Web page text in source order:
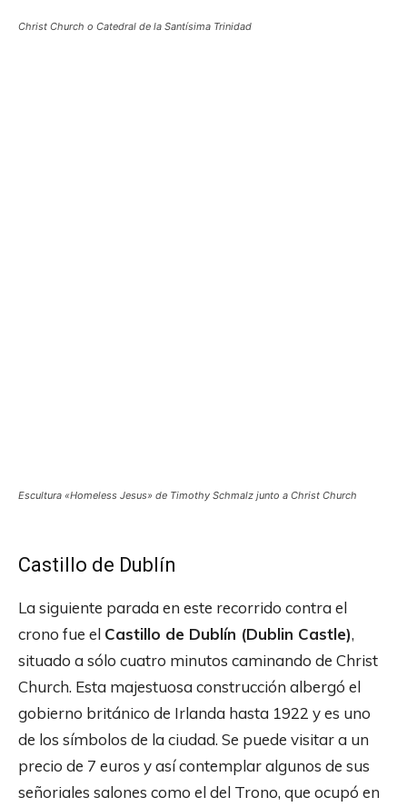
Christ Church o Catedral de la Santísima Trinidad
Escultura «Homeless Jesus» de Timothy Schmalz junto a Christ Church
Castillo de Dublín
La siguiente parada en este recorrido contra el
crono fue el Castillo de Dublín (Dublin Castle),
situado a sólo cuatro minutos caminando de Christ
Church. Esta majestuosa construcción albergó el
gobierno británico de Irlanda hasta 1922 y es uno
de los símbolos de la ciudad. Se puede visitar a un
precio de 7 euros y así contemplar algunos de sus
señoriales salones como el del Trono, que ocupó en